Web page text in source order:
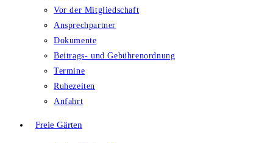
Vor der Mitgliedschaft
Ansprechpartner
Dokumente
Beitrags- und Gebührenordnung
Termine
Ruhezeiten
Anfahrt
Freie Gärten